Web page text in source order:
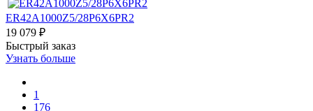
ER42A1000Z5/28P6X6PR2
19 079 ₽
Быстрый заказ
Узнать больше
1
176